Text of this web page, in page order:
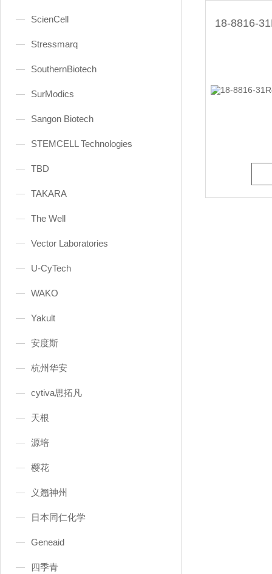
ScienCell
Stressmarq
SouthernBiotech
SurModics
Sangon Biotech
STEMCELL Technologies
TBD
TAKARA
The Well
Vector Laboratories
U-CyTech
WAKO
Yakult
安度斯
杭州华安
cytiva思拓凡
天根
源培
樱花
义翘神州
日本同仁化学
Geneaid
四季青